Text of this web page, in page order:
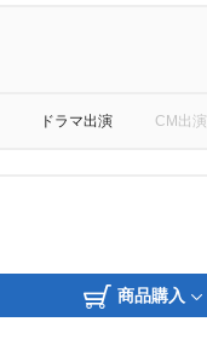
ドラマ出演 CM出演
商品購入